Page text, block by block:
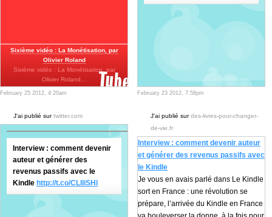
Sixième vidéo : La Monétisation, par
Olivier Roland
Sixième vidéo : La Monétisation, par
Olivier Roland…
February 25 2012, 4:20am February 23 2012, 7:58pm
J'ai publié surtwitter.com
Interview : comment devenir
auteur et générer des
revenus passifs avec le
Kindle http://t.co/CLlliSHl
J'ai publié surdes-livres-pour-changer-
de-vie.fr
Interview : comment devenir auteur
et générer des revenus passifs avec
le Kindle
Je vous en avais parlé dans Le Kindle
sort en France : une révolution se
prépare, l’arrivée du Kindle en France